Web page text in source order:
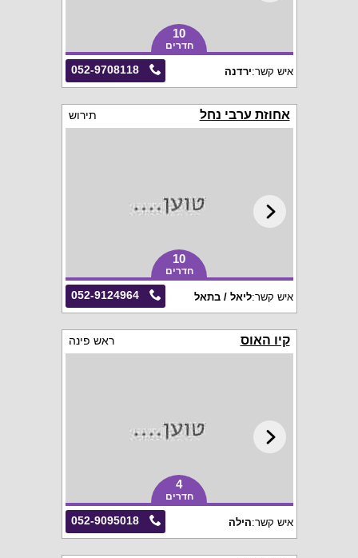
10
חדרים
052-9708118 איש קשר:ירדנה
אחוזת ערבי נחל תירוש
10
חדרים
052-9124964 איש קשר:ליאל / בתאל
קיו האוס ראש פינה
4
חדרים
052-9095018 איש קשר:הילה